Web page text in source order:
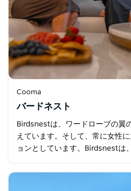
Cooma
バードネスト
Birdsnestは、ワードローブの翼
えています。そして、常に女性
ョンとしています。Birdsnestは